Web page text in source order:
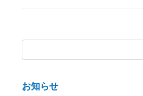
お知らせ